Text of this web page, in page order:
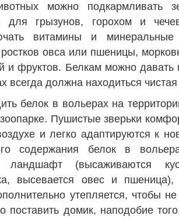
можно подкармливать
для грызунов, горохом и
витамины и
овса или пшеницы,
и фруктов. Белкам можно давать
всегда должна находиться
белок в вольерах на
Пушистые зверьки
и легко адаптируются к
содержания белок в
ландшафт (высаживаются
высевается овес и
утепляется, чтобы
поставить домик, наподобие